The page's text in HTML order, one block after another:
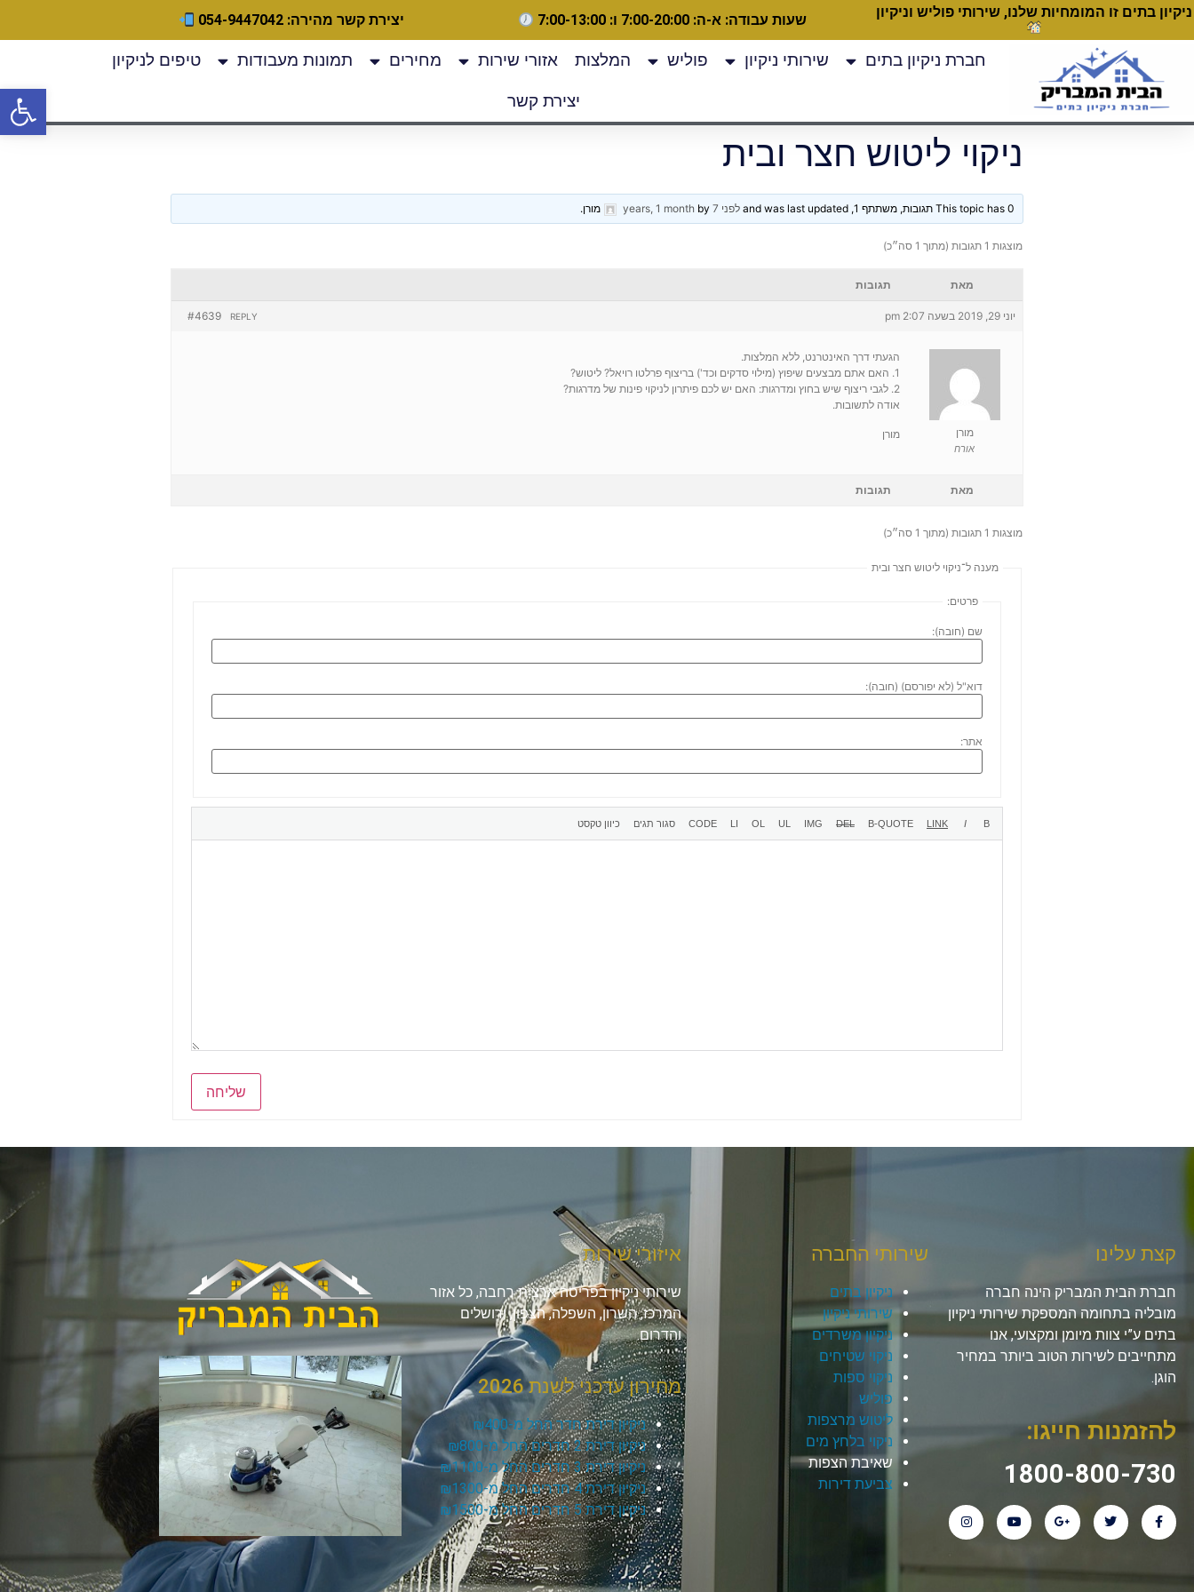
ניקיון בתים זו המומחיות שלנו, שירותי פוליש וניקיון שעות עבודה: א-ה: 7:00-20:00 ו: 7:00-13:00 יצירת קשר מהירה: 054-9447042
חברת ניקיון בתים שירותי ניקיון פוליש המלצות אזורי שירות מחירים תמונות מעבודות טיפים לניקיון
יצירת קשר
ניקוי ליטוש חצר ובית
This topic has 0 תגובות, משתתף 1, and was last updated לפני 7 years, 1 month by מורן.
מוצגות 1 תגובות (מתוך 1 סה״כ)
מאת תגובות
יוני 29, 2019 בשעה 2:07 pm #4639 REPLY
מורן
אורח
הגעתי דרך האינטרנט, ללא המלצות.
1. האם אתם מבצעים שיפוץ (מילוי סדקים וכד') בריצוף פרלטו רויאל? ליטוש?
2. לגבי ריצוף שיש בחוץ ומדרגות: האם יש לכם פיתרון לניקוי פינות של מדרגות?
אודה לתשובות.
מורן
מאת תגובות
מוצגות 1 תגובות (מתוך 1 סה״כ)
מענה ל־ניקוי ליטוש חצר ובית
פרטים:
שם (חובה):
דוא"ל (לא יפורסם) (חובה):
אתר:
שליחה
קצת עלינו
חברת הבית המבריק הינה חברה
מובליה בתחומה המספקת שירותי ניקיון
בתים ע”י צוות מיומן ומקצועי, אנו
מתחייבים לשירות הטוב ביותר במחיר
הוגן.
להזמנות חייגו:
1800-800-730
שירותי החברה
ניקיון בתים
שירותי ניקיון
ניקיון משרדים
ניקוי שטיחים
ניקוי ספות
פוליש
ליטוש מרצפות
ניקוי בלחץ מים
שאיבת הצפות
צביעת דירות
איזורי שירות
שירותי ניקיון בפריסה ארצית רחבה, כל אזור
המרכז, השרון, השפלה, הצפון, ירושלים
והדרום.
מחירון עדכני לשנת 2026
ניקיון דירת חדר החל מ-₪400
ניקיון דירת 2 חדרים החל מ-₪800
ניקיון דירת 3 חדרים החל מ-₪1100
ניקיון דירת 4 חדרים החל מ-₪1300
ניקיון דירת 5 חדרים החל מ-₪1500